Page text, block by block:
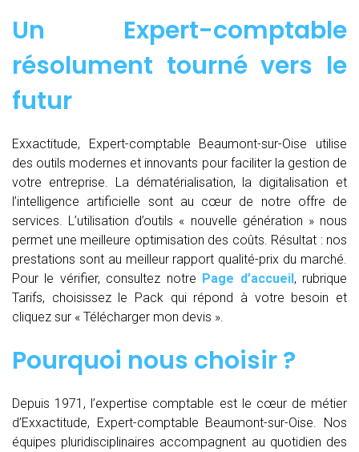
Un Expert-comptable
résolument tourné vers le
futur
Exxactitude, Expert-comptable Beaumont-sur-Oise utilise
des outils modernes et innovants pour faciliter la gestion de
votre entreprise. La dématérialisation, la digitalisation et
l’intelligence artificielle sont au cœur de notre offre de
services. L’utilisation d’outils « nouvelle génération » nous
permet une meilleure optimisation des coûts. Résultat : nos
prestations sont au meilleur rapport qualité-prix du marché.
Pour le vérifier, consultez notre Page d’accueil, rubrique
Tarifs, choisissez le Pack qui répond à votre besoin et
cliquez sur « Télécharger mon devis ».
Pourquoi nous choisir ?
Depuis 1971, l’expertise comptable est le cœur de métier
d’Exxactitude, Expert-comptable Beaumont-sur-Oise. Nos
équipes pluridisciplinaires accompagnent au quotidien des